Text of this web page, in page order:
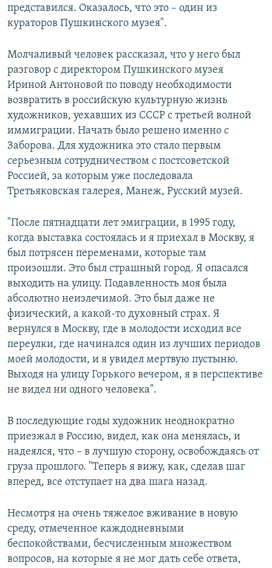
представился. Оказалось, что это – один из
кураторов Пушкинского музея".
Молчаливый человек рассказал, что у него был
разговор с директором Пушкинского музея
Ириной Антоновой по поводу необходимости
возвратить в российскую культурную жизнь
художников, уехавших из СССР с третьей волной
иммиграции. Начать было решено именно с
Заборова. Для художника это стало первым
серьезным сотрудничеством с постсоветской
Россией, за которым уже последовала
Третьяковская галерея, Манеж, Русский музей.
"После пятнадцати лет эмиграции, в 1995 году,
когда выставка состоялась и я приехал в Москву, я
был потрясен переменами, которые там
произошли. Это был страшный город. Я опасался
выходить на улицу. Подавленность моя была
абсолютно неизлечимой. Это был даже не
физический, а какой-то духовный страх. Я
вернулся в Москву, где в молодости исходил все
переулки, где начинался один из лучших периодов
моей молодости, и я увидел мертвую пустыню.
Выходя на улицу Горького вечером, я в перспективе
не видел ни одного человека".
В последующие годы художник неоднократно
приезжал в Россию, видел, как она менялась, и
надеялся, что – в лучшую сторону, освобождаясь от
груза прошлого. "Теперь я вижу, как, сделав шаг
вперед, все отступает на два шага назад.
Несмотря на очень тяжелое вживание в новую
среду, отмеченное каждодневными
беспокойствами, бесчисленным множеством
вопросов, на которые я не мог дать себе ответа,